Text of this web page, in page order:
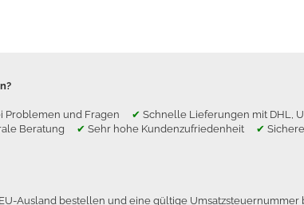
Problemen und Fragen ✔ Schnelle Lieferungen mit DHL,
Beratung ✔ Sehr hohe Kundenzufriedenheit ✔
Ausland bestellen und eine gültige Umsatzsteuernummer